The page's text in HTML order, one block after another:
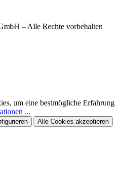
– Alle Rechte vorbehalten
um eine bestmögliche Erfahrung
...
Alle Cookies akzeptieren